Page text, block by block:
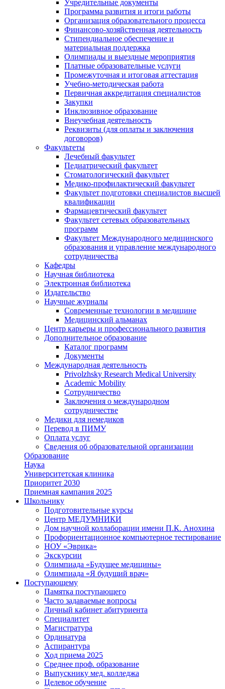
Учредительные документы
Программа развития и итоги работы
Организация образовательного процесса
Финансово-хозяйственная деятельность
Стипендиальное обеспечение и
материальная поддержка
Олимпиады и выездные мероприятия
Платные образовательные услуги
Промежуточная и итоговая аттестация
Учебно-методическая работа
Первичная аккредитация специалистов
Закупки
Инклюзивное образование
Внеучебная деятельность
Реквизиты (для оплаты и заключения
договоров)
Факультеты
Лечебный факультет
Педиатрический факультет
Стоматологический факультет
Медико-профилактический факультет
Факультет подготовки специалистов высшей
квалификации
Фармацевтический факультет
Факультет сетевых образовательных
программ
Факультет Международного медицинского
образования и управление международного
сотрудничества
Кафедры
Научная библиотека
Электронная библиотека
Издательство
Научные журналы
Современные технологии в медицине
Медицинский альманах
Центр карьеры и профессионального развития
Дополнительное образование
Каталог программ
Документы
Международная деятельность
Privolzhsky Research Medical University
Academic Mobility
Сотрудничество
Заключения о международном
сотрудничестве
Медики для немедиков
Перевод в ПИМУ
Оплата услуг
Сведения об образовательной организации
Образование
Наука
Университетская клиника
Приоритет 2030
Приемная кампания 2025
Школьнику
Подготовительные курсы
Центр МЕДУМНИКИ
Дом научной коллаборации имени П.К. Анохина
Профориентационное компьютерное тестирование
НОУ «Эврика»
Экскурсии
Олимпиада «Будущее медицины»
Олимпиада «Я будущий врач»
Поступающему
Памятка поступающего
Часто задаваемые вопросы
Личный кабинет абитуриента
Специалитет
Магистратура
Ординатура
Аспирантура
Ход приема 2025
Среднее проф. образование
Выпускнику мед. колледжа
Целевое обучение